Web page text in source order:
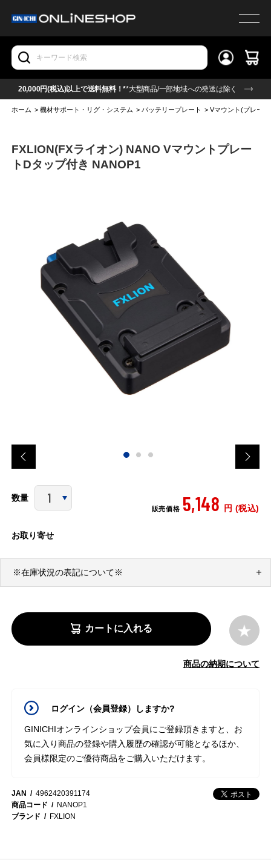
20,000円(税込)以上で送料無料！**大型商品/一部地域への発送は除く
ホーム >機材サポート・リグ・システム >バッテリープレート >Vマウント(プレート
FXLION(FXライオン) NANO Vマウントプレー
トDタップ付き NANOP1
数量
販売価格 5,148 円 (税込)
お取り寄せ
※在庫状況の表記について※
カートに入れる
商品の納期について
ログイン（会員登録）しますか?
GINICHIオンラインショップ会員にご登録頂きますと、お
気に入り商品の登録や購入履歴の確認が可能となるほか、
会員様限定のご優待商品をご購入いただけます。
JAN
4962420391174
商品コード
NANOP1
ブランド
FXLION